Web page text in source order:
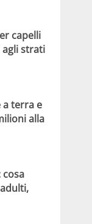
capelli
strati
a terra e
alla
cosa